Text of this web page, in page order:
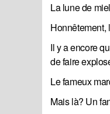
La lune de
Honnêtement,
Il y a encore
de faire
Le fameux
Mais là? Un